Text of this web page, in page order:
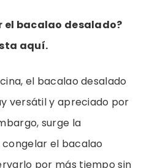
el bacalao desalado?
aquí.
el bacalao desalado
versátil y apreciado por
surge la
el bacalao
por más tiempo sin